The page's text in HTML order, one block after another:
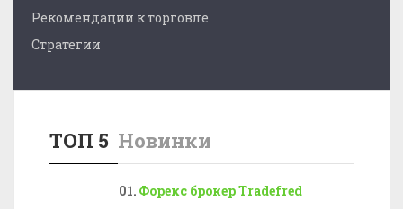
Рекомендации к торговле
Стратегии
ТОП 5 Новинки
Форекс брокер Tradefred